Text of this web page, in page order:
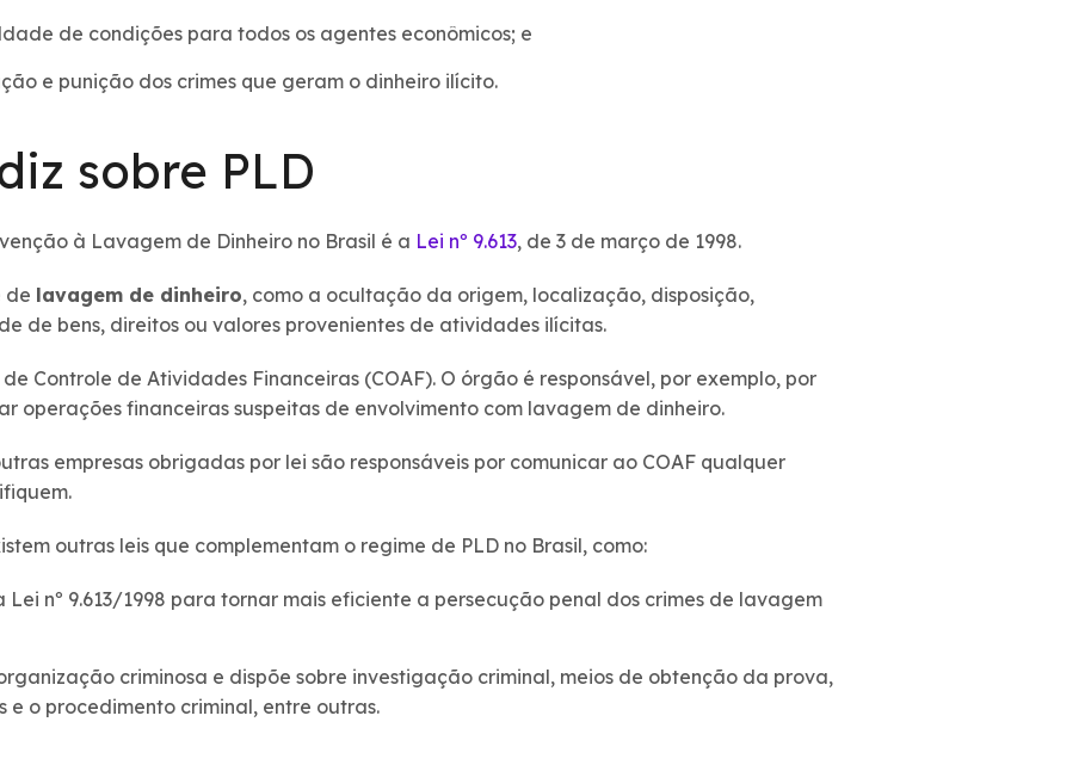
de condições para todos os agentes econômicos; e
e punição dos crimes que geram o dinheiro ilícito.
sobre PLD
à Lavagem de Dinheiro no Brasil é a Lei nº 9.613, de 3 de março de 1998.
de lavagem de dinheiro, como a ocultação da origem, localização, disposição,
de bens, direitos ou valores provenientes de atividades ilícitas.
Controle de Atividades Financeiras (COAF). O órgão é responsável, por exemplo, por
operações financeiras suspeitas de envolvimento com lavagem de dinheiro.
empresas obrigadas por lei são responsáveis por comunicar ao COAF qualquer
outras leis que complementam o regime de PLD no Brasil, como:
Lei nº 9.613/1998 para tornar mais eficiente a persecução penal dos crimes de lavagem
criminosa e dispõe sobre investigação criminal, meios de obtenção da prova,
e o procedimento criminal, entre outras.